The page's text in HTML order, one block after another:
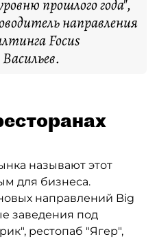
прошлого года",
направления
Focus
называют этот
для бизнеса.
направлений Big
заведения под
рестопаб "Ягер",